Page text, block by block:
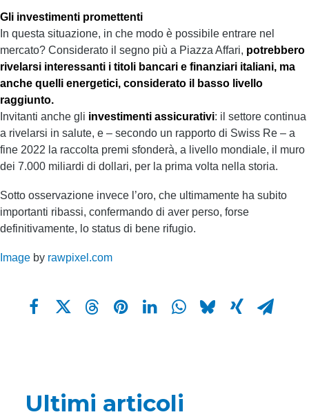
Gli investimenti promettenti
In questa situazione, in che modo è possibile entrare nel
mercato? Considerato il segno più a Piazza Affari, potrebbero
rivelarsi interessanti i titoli bancari e finanziari italiani, ma
anche quelli energetici, considerato il basso livello
raggiunto.
Invitanti anche gli investimenti assicurativi: il settore continua
a rivelarsi in salute, e – secondo un rapporto di Swiss Re – a
fine 2022 la raccolta premi sfonderà, a livello mondiale, il muro
dei 7.000 miliardi di dollari, per la prima volta nella storia.
Sotto osservazione invece l’oro, che ultimamente ha subito
importanti ribassi, confermando di aver perso, forse
definitivamente, lo status di bene rifugio.
Image by rawpixel.com
Ultimi articoli